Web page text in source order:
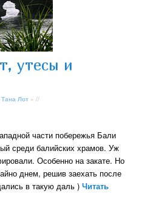
утесы и
Тана Лот » //
части побережья Бали
среди балийских храмов. Уж
Особенно на закате. Но
днем, решив заехать после
в такую даль )Читать